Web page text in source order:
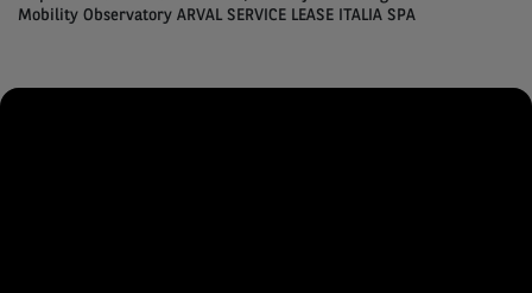
Mobility Observatory ARVAL SERVICE LEASE ITALIA SPA